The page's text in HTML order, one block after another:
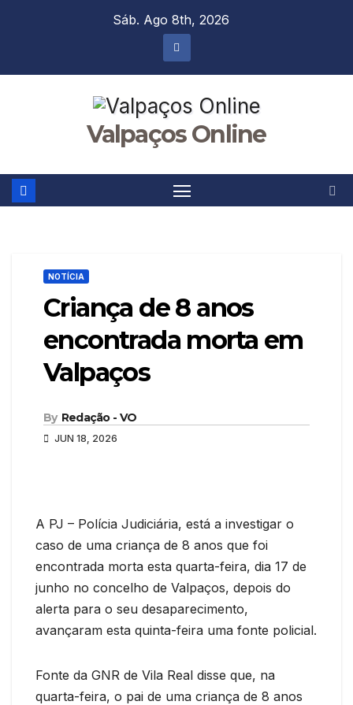
Sáb. Ago 8th, 2026
Valpaços Online
NOTÍCIA
Criança de 8 anos
encontrada morta em
Valpaços
By Redação - VO
JUN 18, 2026
A PJ – Polícia Judiciária, está a investigar o
caso de uma criança de 8 anos que foi
encontrada morta esta quarta-feira, dia 17 de
junho no concelho de Valpaços, depois do
alerta para o seu desaparecimento,
avançaram esta quinta-feira uma fonte policial.
Fonte da GNR de Vila Real disse que, na
quarta-feira, o pai de uma criança de 8 anos